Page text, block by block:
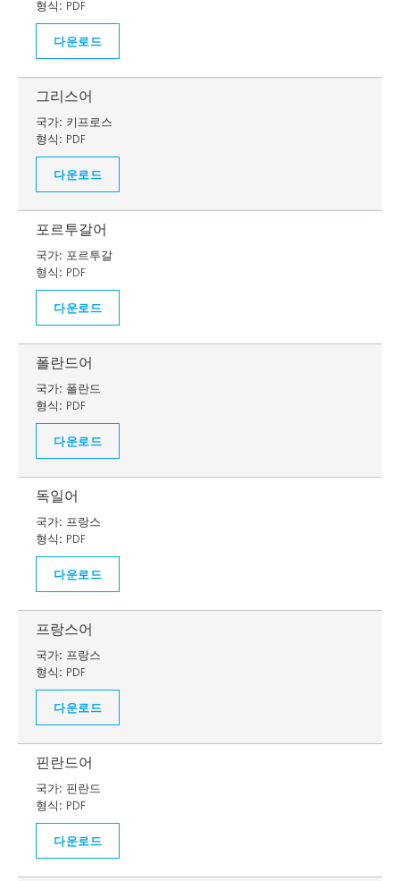
형식: PDF
다운로드
그리스어
국가: 키프로스
형식: PDF
다운로드
포르투갈어
국가: 포르투갈
형식: PDF
다운로드
폴란드어
국가: 폴란드
형식: PDF
다운로드
독일어
국가: 프랑스
형식: PDF
다운로드
프랑스어
국가: 프랑스
형식: PDF
다운로드
핀란드어
국가: 핀란드
형식: PDF
다운로드